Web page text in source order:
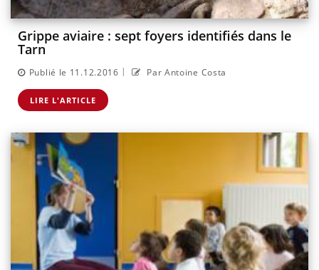
Grippe aviaire : sept foyers identifiés dans le
Tarn
Publié le 11.12.2016 | Par Antoine Costa
LIRE L'ARTICLE